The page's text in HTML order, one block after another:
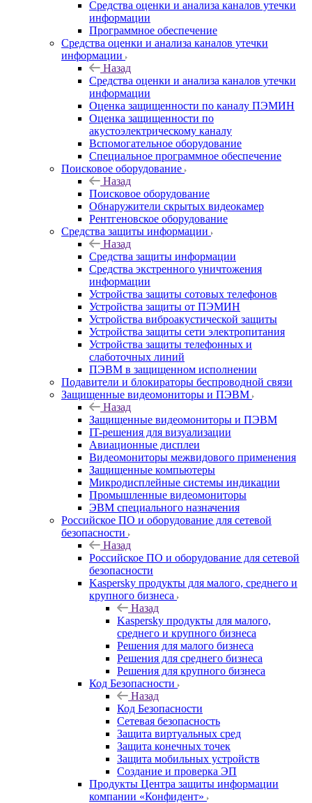
Средства оценки и анализа каналов утечки
информации
Программное обеспечение
Средства оценки и анализа каналов утечки
информации
Назад
Средства оценки и анализа каналов утечки
информации
Оценка защищенности по каналу ПЭМИН
Оценка защищенности по
акустоэлектрическому каналу
Вспомогательное оборудование
Специальное программное обеспечение
Поисковое оборудование
Назад
Поисковое оборудование
Обнаружители скрытых видеокамер
Рентгеновское оборудование
Средства защиты информации
Назад
Средства защиты информации
Средства экстренного уничтожения
информации
Устройства защиты сотовых телефонов
Устройства защиты от ПЭМИН
Устройства виброакустической защиты
Устройства защиты сети электропитания
Устройства защиты телефонных и
слаботочных линий
ПЭВМ в защищенном исполнении
Подавители и блокираторы беспроводной связи
Защищенные видеомониторы и ПЭВМ
Назад
Защищенные видеомониторы и ПЭВМ
IT-решения для визуализации
Авиационные дисплеи
Видеомониторы межвидового применения
Защищенные компьютеры
Микродисплейные системы индикации
Промышленные видеомониторы
ЭВМ специального назначения
Российское ПО и оборудование для сетевой
безопасности
Назад
Российское ПО и оборудование для сетевой
безопасности
Kaspersky продукты для малого, среднего и
крупного бизнеса
Назад
Kaspersky продукты для малого,
среднего и крупного бизнеса
Решения для малого бизнеса
Решения для среднего бизнеса
Решения для крупного бизнеса
Код Безопасности
Назад
Код Безопасности
Сетевая безопасность
Защита виртуальных сред
Защита конечных точек
Защита мобильных устройств
Создание и проверка ЭП
Продукты Центра защиты информации
компании «Конфидент»